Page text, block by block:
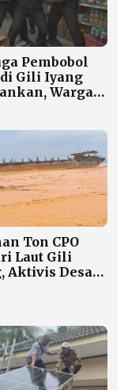
Pembobol
Gili Iyang
Warga
Ton CPO
Laut Gili
Aktivis Desak